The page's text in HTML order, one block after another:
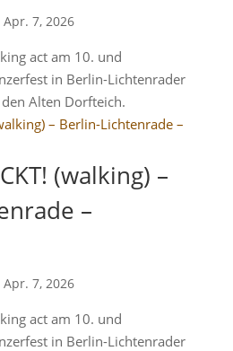
Apr. 7, 2026
act am 10. und
in Berlin-Lichtenrader
Alten Dorfteich.
(walking) –
–
Apr. 7, 2026
act am 10. und
in Berlin-Lichtenrader